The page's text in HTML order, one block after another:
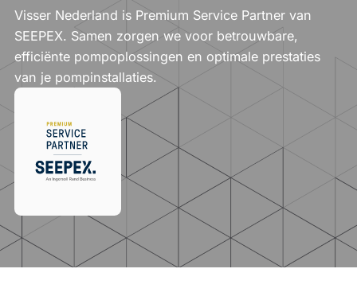
Visser Nederland is Premium Service Partner van
SEEPEX. Samen zorgen we voor betrouwbare,
efficiënte pompoplossingen en optimale prestaties
van je pompinstallaties.